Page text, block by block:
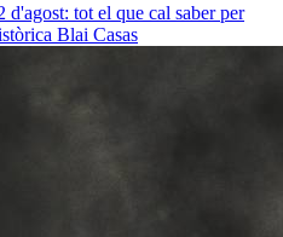
d'agost: tot el que cal saber per
Blai Casas